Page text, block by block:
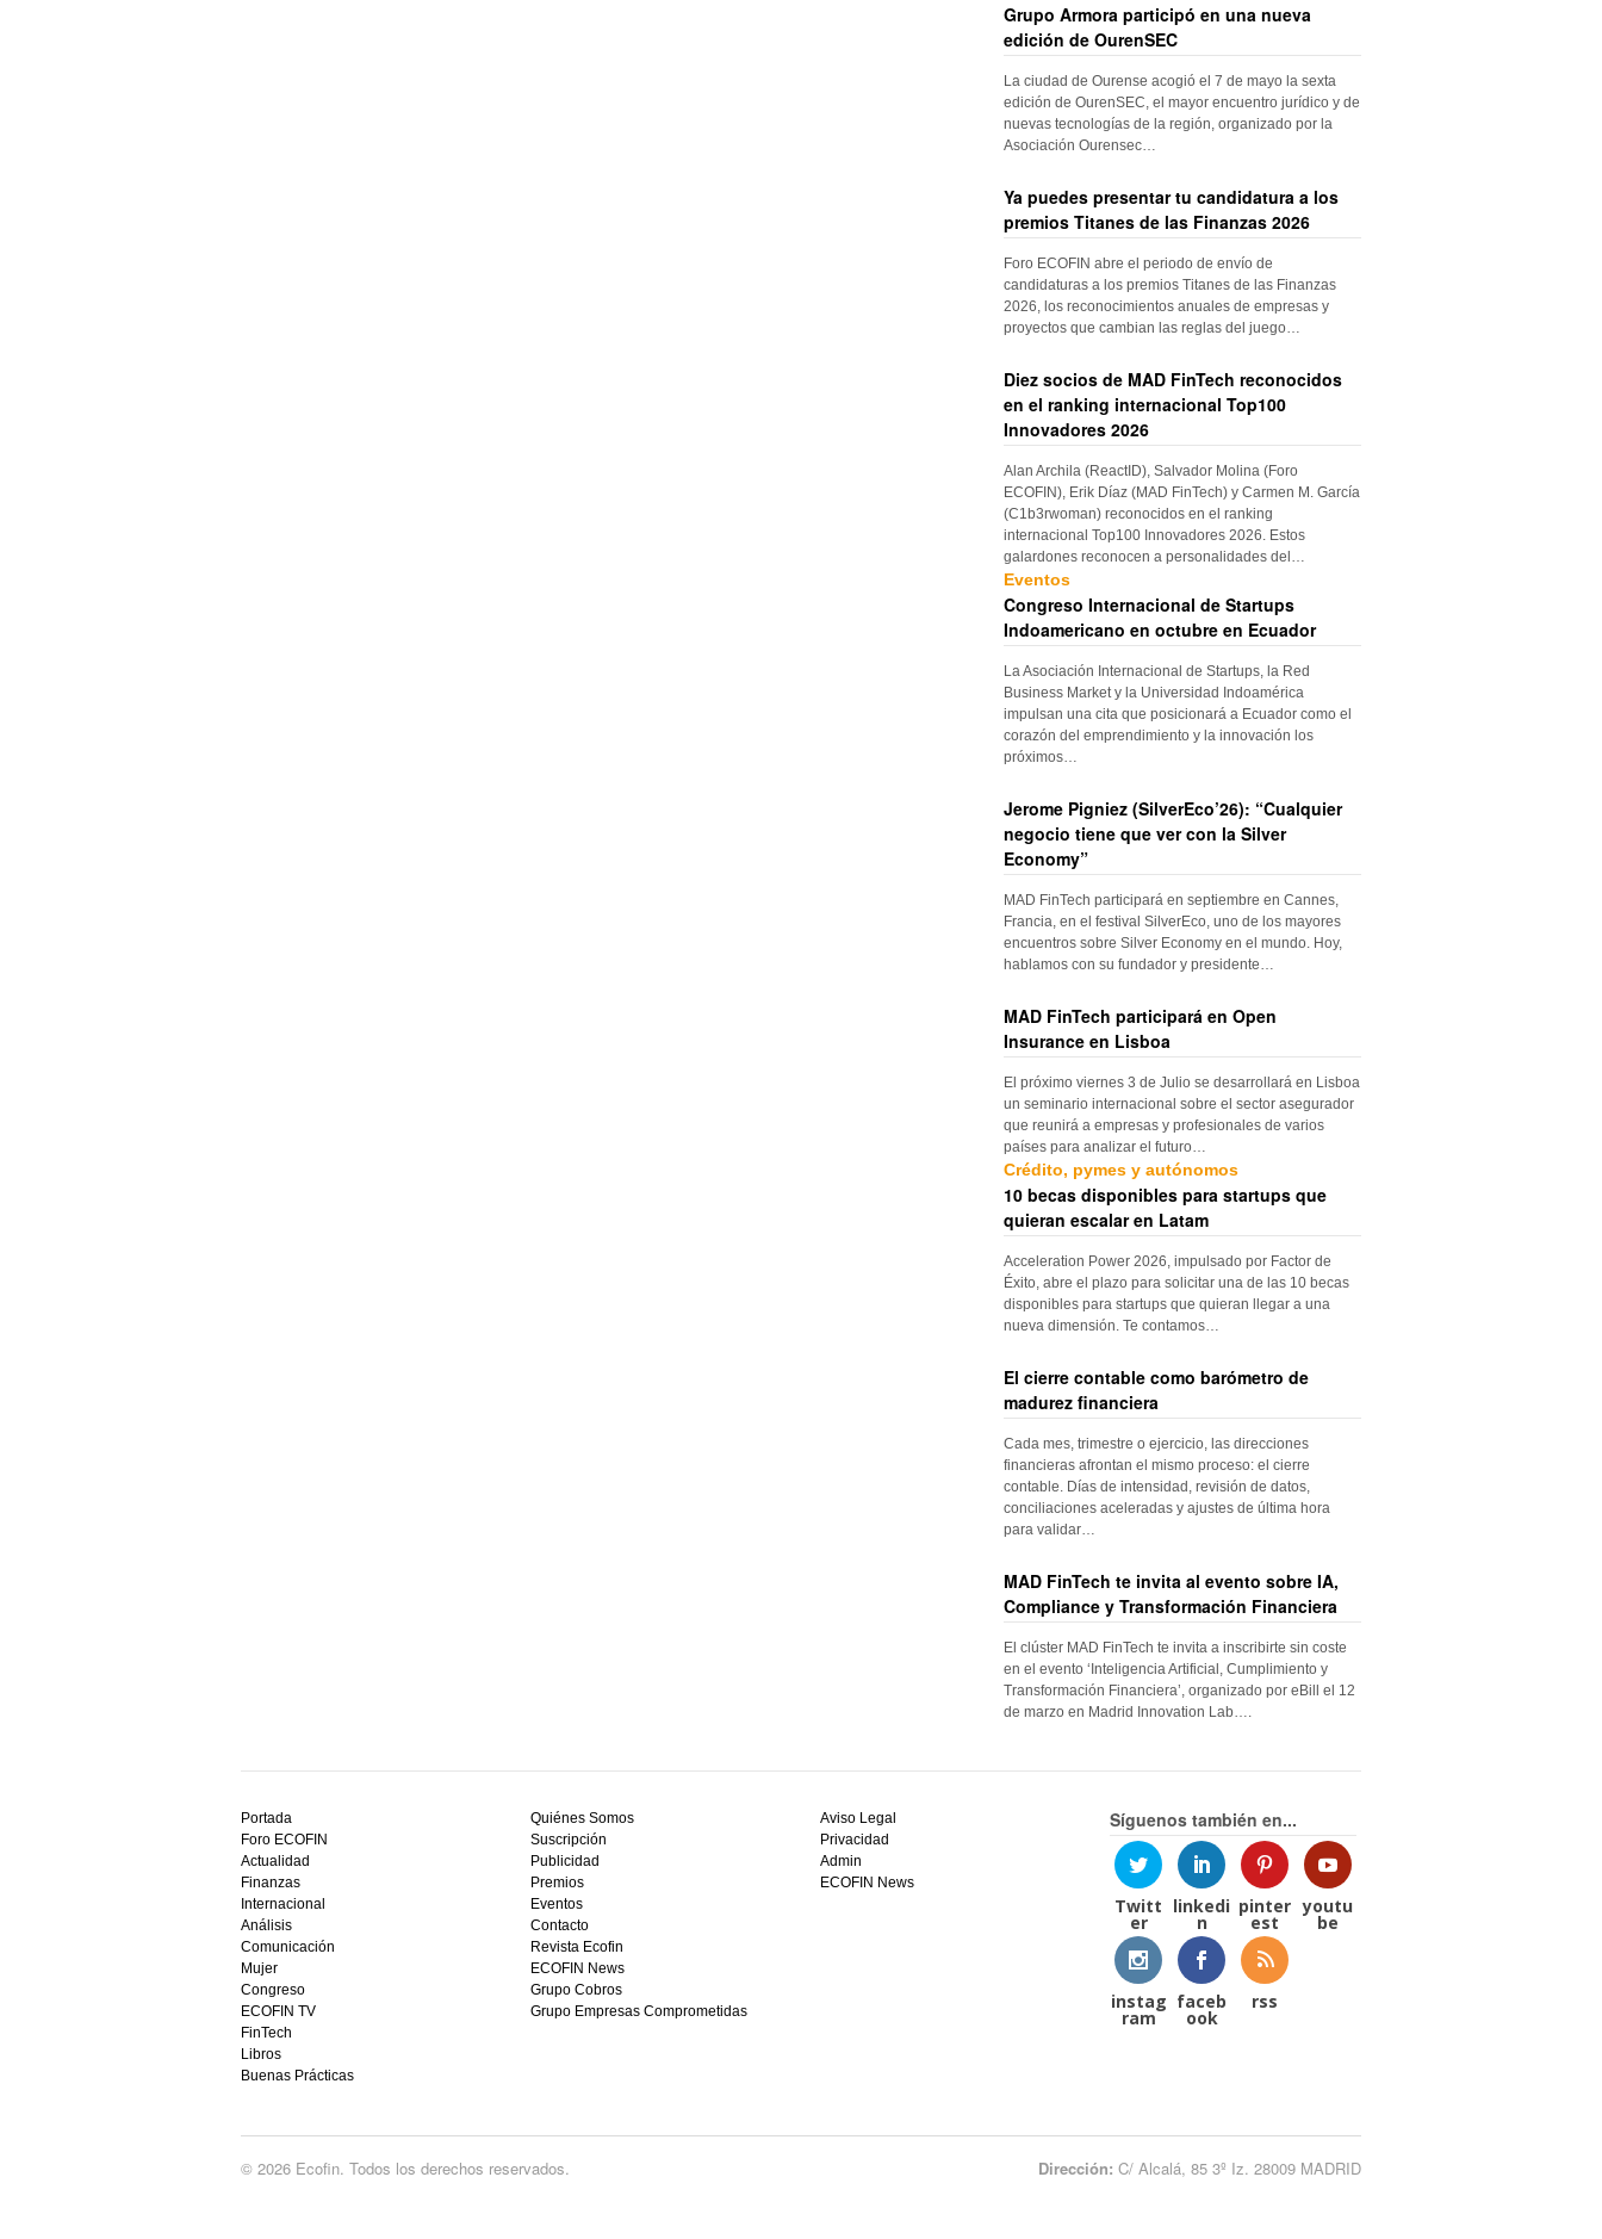
Grupo Armora participó en una nueva
edición de OurenSEC
La ciudad de Ourense acogió el 7 de mayo la sexta
edición de OurenSEC, el mayor encuentro jurídico y de
nuevas tecnologías de la región, organizado por la
Asociación Ourensec…
Ya puedes presentar tu candidatura a los
premios Titanes de las Finanzas 2026
Foro ECOFIN abre el periodo de envío de
candidaturas a los premios Titanes de las Finanzas
2026, los reconocimientos anuales de empresas y
proyectos que cambian las reglas del juego…
Diez socios de MAD FinTech reconocidos
en el ranking internacional Top100
Innovadores 2026
Alan Archila (ReactID), Salvador Molina (Foro
ECOFIN), Erik Díaz (MAD FinTech) y Carmen M. García
(C1b3rwoman) reconocidos en el ranking
internacional Top100 Innovadores 2026. Estos
galardones reconocen a personalidades del…
Eventos
Congreso Internacional de Startups
Indoamericano en octubre en Ecuador
La Asociación Internacional de Startups, la Red
Business Market y la Universidad Indoamérica
impulsan una cita que posicionará a Ecuador como el
corazón del emprendimiento y la innovación los
próximos…
Jerome Pigniez (SilverEco’26): “Cualquier
negocio tiene que ver con la Silver
Economy”
MAD FinTech participará en septiembre en Cannes,
Francia, en el festival SilverEco, uno de los mayores
encuentros sobre Silver Economy en el mundo. Hoy,
hablamos con su fundador y presidente…
MAD FinTech participará en Open
Insurance en Lisboa
El próximo viernes 3 de Julio se desarrollará en Lisboa
un seminario internacional sobre el sector asegurador
que reunirá a empresas y profesionales de varios
países para analizar el futuro…
Crédito, pymes y autónomos
10 becas disponibles para startups que
quieran escalar en Latam
Acceleration Power 2026, impulsado por Factor de
Éxito, abre el plazo para solicitar una de las 10 becas
disponibles para startups que quieran llegar a una
nueva dimensión. Te contamos…
El cierre contable como barómetro de
madurez financiera
Cada mes, trimestre o ejercicio, las direcciones
financieras afrontan el mismo proceso: el cierre
contable. Días de intensidad, revisión de datos,
conciliaciones aceleradas y ajustes de última hora
para validar…
MAD FinTech te invita al evento sobre IA,
Compliance y Transformación Financiera
El clúster MAD FinTech te invita a inscribirte sin coste
en el evento ‘Inteligencia Artificial, Cumplimiento y
Transformación Financiera’, organizado por eBill el 12
de marzo en Madrid Innovation Lab….
mejor
bono
sin
depósito
casino
en
España,
visita
este
sitio
restaurantedonmauro.es
y
ganar
hoy
Portada
Foro ECOFIN
Actualidad
Finanzas
Internacional
Análisis
Comunicación
Mujer
Congreso
ECOFIN TV
FinTech
Libros
Buenas Prácticas
Quiénes Somos
Suscripción
Publicidad
Premios
Eventos
Contacto
Revista Ecofin
ECOFIN News
Grupo Cobros
Grupo Empresas Comprometidas
Aviso Legal
Privacidad
Admin
ECOFIN News
Síguenos también en...
Twitt
er
linkedi
n
pinter
est
youtu
be
instag
ram
faceb
ook
rss
© 2026 Ecofin. Todos los derechos reservados. Dirección: C/ Alcalá, 85 3º Iz. 28009 MADRID